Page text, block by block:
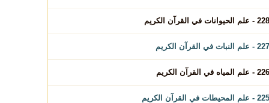
228 - علم الحيوانات في القرآن الكريم
227 - علم النبات في القرآن الكريم
226 - علم المياه في القرآن الكريم
225 - علم المحيطات في القرآن الكريم